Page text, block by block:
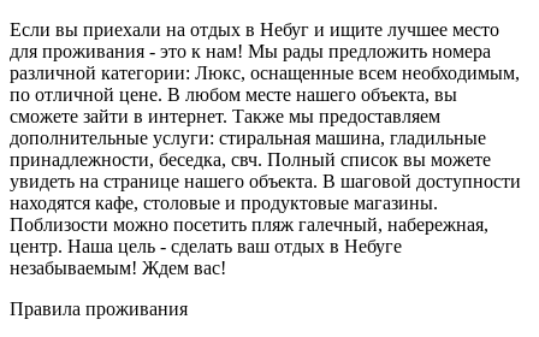
Если вы приехали на отдых в Небуг и ищите лучшее место
для проживания - это к нам! Мы рады предложить номера
различной категории: Люкс, оснащенные всем необходимым,
по отличной цене. В любом месте нашего объекта, вы
сможете зайти в интернет. Также мы предоставляем
дополнительные услуги: стиральная машина, гладильные
принадлежности, беседка, свч. Полный список вы можете
увидеть на странице нашего объекта. В шаговой доступности
находятся кафе, столовые и продуктовые магазины.
Поблизости можно посетить пляж галечный, набережная,
центр. Наша цель - сделать ваш отдых в Небуге
незабываемым! Ждем вас!
Правила проживания